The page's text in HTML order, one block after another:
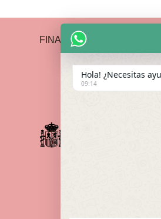
FINANCIADO POR LA
Hola! ¿Necesitas
09:14